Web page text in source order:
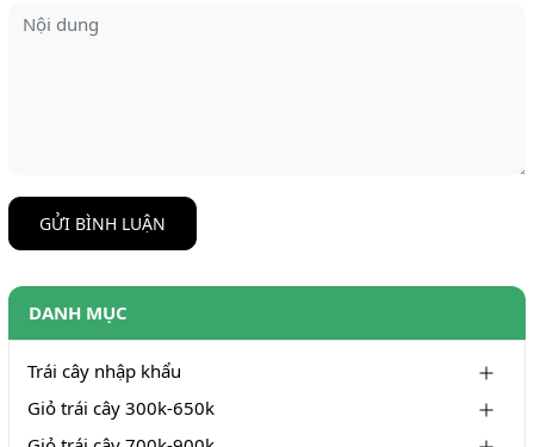
GỬI BÌNH LUẬN
DANH MỤC
Trái cây nhập khẩu
Giỏ trái cây 300k-650k